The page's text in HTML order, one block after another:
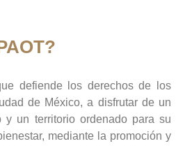
defiende los derechos de los
de México, a disfrutar de un
y un territorio ordenado para su
mediante la promoción y